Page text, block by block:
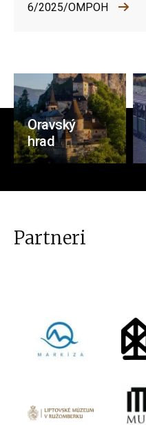
6/2025/OMPOH
Oravský
hrad
Partneri